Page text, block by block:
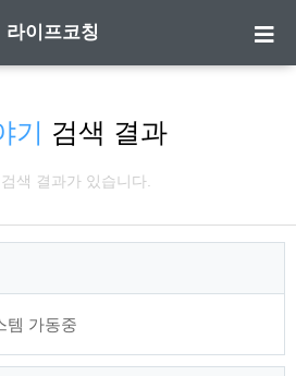
라이프코칭
기 검색 결과
색 결과가 있습니다.
템 가동중